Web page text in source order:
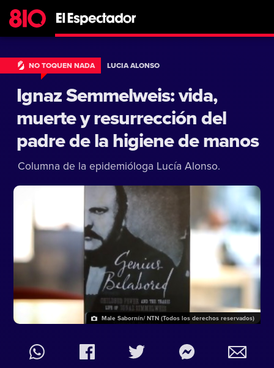
NO TOQUEN NADA LUCIA ALONSO
Ignaz Semmelweis: vida,
muerte y resurrección del
padre de la higiene de manos
Columna de la epidemióloga Lucía Alonso.
Male Sabornín/ NTN (Todos los derechos reservados)